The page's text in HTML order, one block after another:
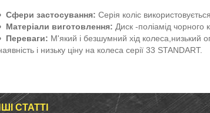
Сфери застосування: Серія коліс
Матеріали виготовлення: Диск -поліамід чорного
Переваги: М'який і безшумний хід колеса,низький
і низьку ціну на колеса серії 33 STANDART.
СТАТТІ